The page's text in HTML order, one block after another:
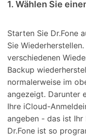
1. Wählen Sie
Starten Sie Dr.Fone
Sie
verschiedenen
Backup
normalerweise im
angezeigt. Darunter
Ihre iCloud-
angeben - das ist Ihr
Dr.Fone ist so